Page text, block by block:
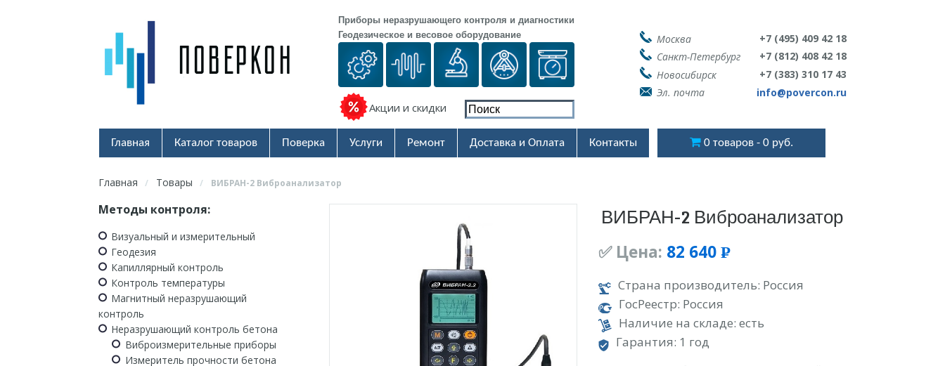
Приборы неразрушающего контроля и диагностики
Геодезическое и весовое оборудование
Акции и скидки
Москва
+7 (495) 409 42 18
Санкт-Петербург
+7 (812) 408 42 18
Новосибирск
+7 (383) 310 17 43
Эл. почта
info@povercon.ru
Главная Каталог товаров Поверка Услуги Ремонт Доставка и Оплата Контакты 0 товаров 0 руб.
Главная / Товары / ВИБРАН-2 Виброанализатор
ВИБРАН-2 Виброанализатор
✅ Цена: 82 640 Р
УБ.
Страна производитель: Россия
ГосРеестр: Россия
Наличие на складе: есть
Гарантия: 1 год
Методы контроля:
Визуальный и измерительный
Геодезия
Капиллярный контроль
Контроль температуры
Магнитный неразрушающий
контроль
Неразрушающий контроль бетона
Виброизмерительные приборы
Измеритель прочности бетона